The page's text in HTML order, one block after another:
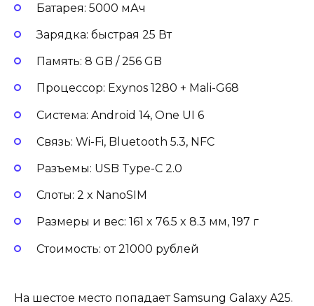
Батарея: 5000 мАч
Зарядка: быстрая 25 Вт
Память: 8 GB / 256 GB
Процессор: Exynos 1280 + Mali-G68
Система: Android 14, One UI 6
Связь: Wi-Fi, Bluetooth 5.3, NFC
Разъемы: USB Type-C 2.0
Слоты: 2 x NanoSIM
Размеры и вес: 161 x 76.5 x 8.3 мм, 197 г
Стоимость: от 21000 рублей
На шестое место попадает Samsung Galaxy A25.